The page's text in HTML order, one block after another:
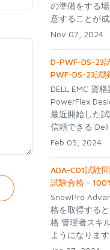
の準備をする
意することが成
Nov 07, 2024
D-PWF-DS-23
PWF-DS-23試
DELL EMC 資
PowerFlex
最近開始した
信頼できる Dell
Feb 05, 2024
ADA-C01試験
試験合格 -
SnowPro
格を取得する
格 管理者スキ
ようになりま